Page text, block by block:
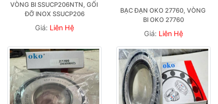
VÒNG BI SSUCP206NTN, GỐI
ĐỠ INOX SSUCP206
Giá: Liên Hệ
BẠC ĐẠN OKO 27760, VÒNG
BI OKO 27760
Giá: Liên Hệ